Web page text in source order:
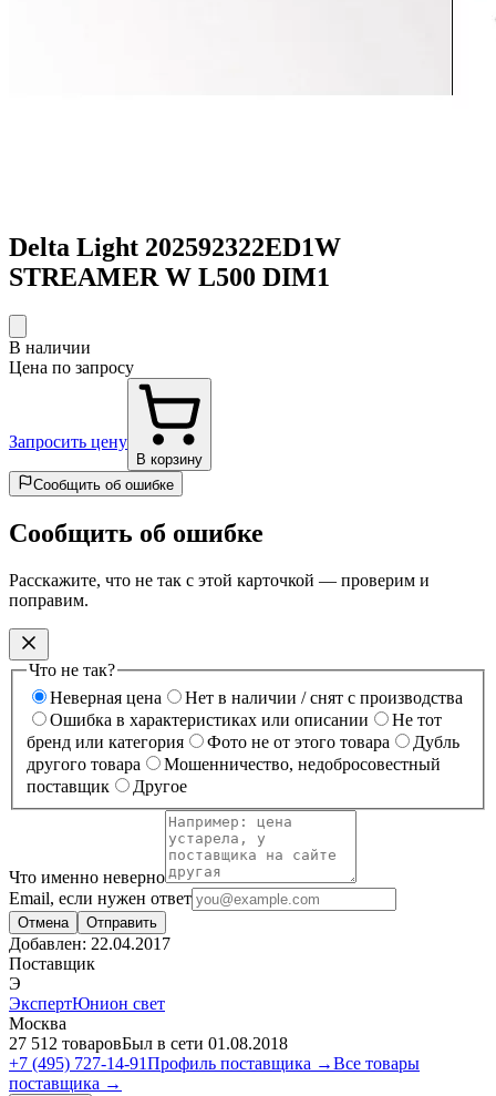
Delta Light 202592322ED1W
STREAMER W L500 DIM1
В наличии
Цена по запросу
Запросить цену
В корзину
Сообщить об ошибке
Сообщить об ошибке
Расскажите, что не так с этой карточкой — проверим и
поправим.
Что не так?
Неверная цена
Нет в наличии / снят с производства
Ошибка в характеристиках или описании
Не тот
бренд или категория
Фото не от этого товара
Дубль
другого товара
Мошенничество, недобросовестный
поставщик
Другое
Что именно неверно
Email, если нужен ответ
Отмена Отправить
Добавлен: 22.04.2017
Поставщик
Э
ЭкспертЮнион свет
Москва
27 512 товаровБыл в сети 01.08.2018
+7 (495) 727-14-91Профиль поставщика →Все товары
поставщика →